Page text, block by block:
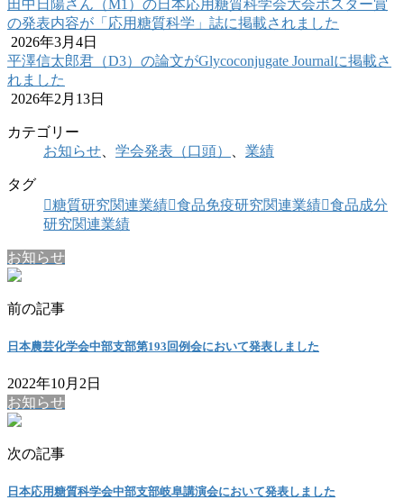
田中日陽さん（M1）の日本応用糖質科学会大会ポスター賞
の発表内容が「応用糖質科学」誌に掲載されました
2026年3月4日
平澤信太郎君（D3）の論文がGlycoconjugate Journalに掲載さ
れました
2026年2月13日
カテゴリー
お知らせ
学会発表（口頭） 業績
タグ
糖質研究関連業績 食品免疫研究関連業績 食品成分
研究関連業績
お知らせ
前の記事
日本農芸化学会中部支部第193回例会において発表しました
2022年10月2日
お知らせ
次の記事
日本応用糖質科学会中部支部岐阜講演会において発表しました